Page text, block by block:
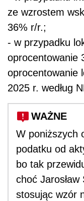
ze wzrostem
36% r/r.;
- w przypadku
oprocentowanie
oprocentowanie
2025 r. według
WAŻNE
W poniższych
podatku od
bo tak
choć
stosując wzór